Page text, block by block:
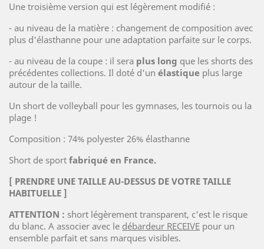
Une troisième version qui est légèrement modifié :
- au niveau de la matière : changement de composition avec
plus d'élasthanne pour une adaptation parfaite sur le corps.
- au niveau de la coupe : il sera plus long que les shorts des
précédentes collections. Il doté d'un élastique plus large
autour de la taille.
Un short de volleyball pour les gymnases, les tournois ou la
plage !
Composition : 74% polyester 26% élasthanne
Short de sport fabriqué en France.
[ PRENDRE UNE TAILLE AU-DESSUS DE VOTRE TAILLE
HABITUELLE ]
ATTENTION : short légèrement transparent, c'est le risque
du blanc. A associer avec le débardeur RECEIVE pour un
ensemble parfait et sans marques visibles.